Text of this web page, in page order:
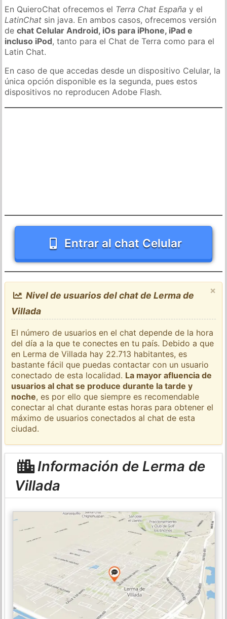
En QuieroChat ofrecemos el Terra Chat España y el
LatinChat sin java. En ambos casos, ofrecemos versión
dechat Celular Android, iOs para iPhone, iPad e
incluso iPod, tanto para el Chat de Terra como para el
Latin Chat.
En caso de que accedas desde un dispositivo Celular, la
única opción disponible es la segunda, pues estos
dispositivos no reproducen Adobe Flash.
Entrar al chat Celular
×
Nivel de usuarios del chat de Lerma de
Villada
El número de usuarios en el chat depende de la hora
del día a la que te conectes en tu país. Debido a que
en Lerma de Villada hay 22.713 habitantes, es
bastante fácil que puedas contactar con un usuario
conectado de esta localidad. La mayor afluencia de
usuarios al chat se produce durante la tarde y
noche, es por ello que siempre es recomendable
conectar al chat durante estas horas para obtener el
máximo de usuarios conectados al chat de esta
ciudad.
Información de Lerma de
Villada